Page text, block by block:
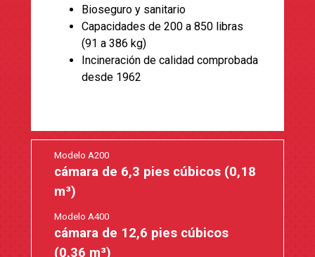
Bioseguro y sanitario
Capacidades de 200 a 850 libras
(91 a 386 kg)
Incineración de calidad comprobada
desde 1962
Modelo A200
cámara de 6,3 pies cúbicos (0,18
m³)
Modelo A400
cámara de 12,6 pies cúbicos
(0,36 m³)